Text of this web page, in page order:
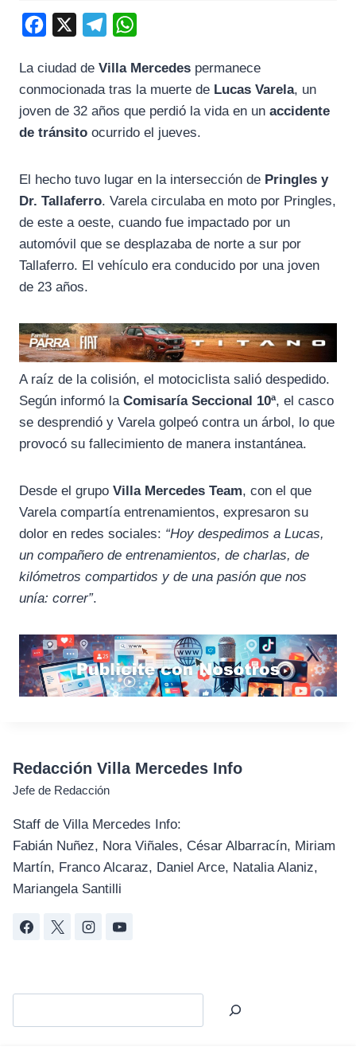
c
e
b
l
e
g
m
a
t
s
La ciudad de Villa Mercedes permanece
conmocionada tras la muerte de Lucas Varela, un
joven de 32 años que perdió la vida en un accidente
de tránsito ocurrido el jueves.
El hecho tuvo lugar en la intersección de Pringles y
Dr. Tallaferro. Varela circulaba en moto por Pringles,
de este a oeste, cuando fue impactado por un
automóvil que se desplazaba de norte a sur por
Tallaferro. El vehículo era conducido por una joven
de 23 años.
A raíz de la colisión, el motociclista salió despedido.
Según informó la Comisaría Seccional 10ª, el casco
se desprendió y Varela golpeó contra un árbol, lo que
provocó su fallecimiento de manera instantánea.
Desde el grupo Villa Mercedes Team, con el que
Varela compartía entrenamientos, expresaron su
dolor en redes sociales: “Hoy despedimos a Lucas,
un compañero de entrenamientos, de charlas, de
kilómetros compartidos y de una pasión que nos
unía: correr”.
Redacción Villa Mercedes Info
Jefe de Redacción
Staff de Villa Mercedes Info:
Fabián Nuñez, Nora Viñales, César Albarracín, Miriam
Martín, Franco Alcaraz, Daniel Arce, Natalia Alaniz,
Mariangela Santilli